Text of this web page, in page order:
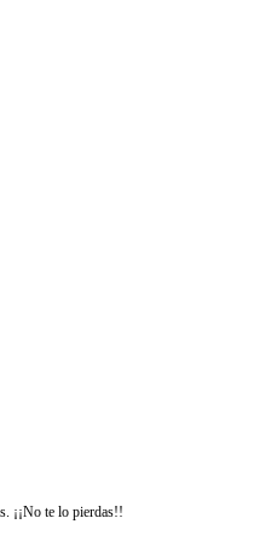
¡¡No te lo pierdas!!